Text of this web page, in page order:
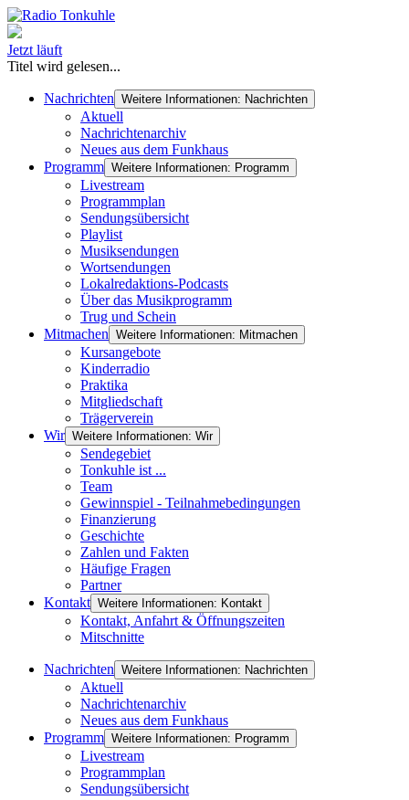
Jetzt läuft
Titel wird gelesen...
Nachrichten Weitere Informationen: Nachrichten
Aktuell
Nachrichtenarchiv
Neues aus dem Funkhaus
Programm Weitere Informationen: Programm
Livestream
Programmplan
Sendungsübersicht
Playlist
Musiksendungen
Wortsendungen
Lokalredaktions-Podcasts
Über das Musikprogramm
Trug und Schein
Mitmachen Weitere Informationen: Mitmachen
Kursangebote
Kinderradio
Praktika
Mitgliedschaft
Trägerverein
Wir Weitere Informationen: Wir
Sendegebiet
Tonkuhle ist ...
Team
Gewinnspiel - Teilnahmebedingungen
Finanzierung
Geschichte
Zahlen und Fakten
Häufige Fragen
Partner
Kontakt Weitere Informationen: Kontakt
Kontakt, Anfahrt & Öffnungszeiten
Mitschnitte
Nachrichten Weitere Informationen: Nachrichten
Aktuell
Nachrichtenarchiv
Neues aus dem Funkhaus
Programm Weitere Informationen: Programm
Livestream
Programmplan
Sendungsübersicht